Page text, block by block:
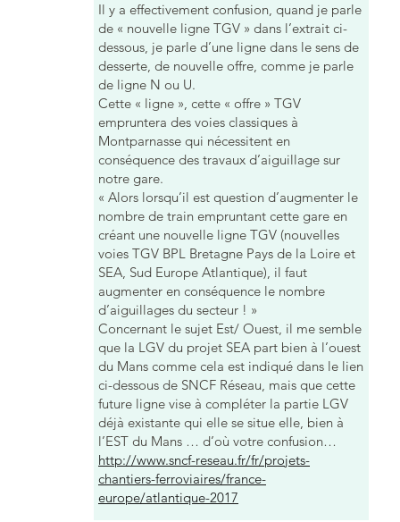
Il y a effectivement confusion, quand je parle
de « nouvelle ligne TGV » dans l’extrait ci-
dessous, je parle d’une ligne dans le sens de
desserte, de nouvelle offre, comme je parle
de ligne N ou U.
Cette « ligne », cette « offre » TGV
empruntera des voies classiques à
Montparnasse qui nécessitent en
conséquence des travaux d’aiguillage sur
notre gare.
« Alors lorsqu’il est question d’augmenter le
nombre de train empruntant cette gare en
créant une nouvelle ligne TGV (nouvelles
voies TGV BPL Bretagne Pays de la Loire et
SEA, Sud Europe Atlantique), il faut
augmenter en conséquence le nombre
d’aiguillages du secteur ! »
Concernant le sujet Est/ Ouest, il me semble
que la LGV du projet SEA part bien à l’ouest
du Mans comme cela est indiqué dans le lien
ci-dessous de SNCF Réseau, mais que cette
future ligne vise à compléter la partie LGV
déjà existante qui elle se situe elle, bien à
l’EST du Mans … d’où votre confusion…
http://www.sncf-reseau.fr/fr/projets-
chantiers-ferroviaires/france-
europe/atlantique-2017